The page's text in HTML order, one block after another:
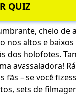
QUIZ
cheio de
nos altos e
dos holofotes.
avassaladora!
– se você
sets de